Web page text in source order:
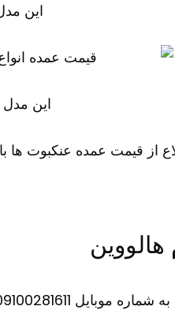
این
این
از قیمت عمده عنکبوت ها
یا واتس آپ پیام دهید.